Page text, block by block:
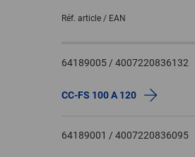
Réf. article / EAN
64189005 / 4007220836132
CC-FS 100 A 120
64189001 / 4007220836095